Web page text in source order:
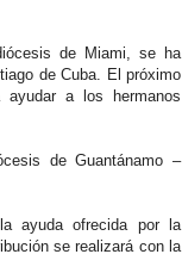
de Miami, se ha
de Cuba. El próximo
a los hermanos
de Guantánamo –
ayuda ofrecida por la
se realizará con la